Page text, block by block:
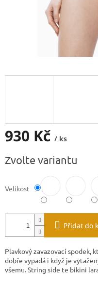
930 Kč / ks
cena:
Zvolte variantu
Velikost
Přidat do
Plavkový zavazovací spodek,
dobře vypadá i když je
všemu. String side te bikini